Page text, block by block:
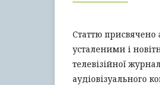
Статтю присвячено
усталеними і
телевізійної
аудіовізуального